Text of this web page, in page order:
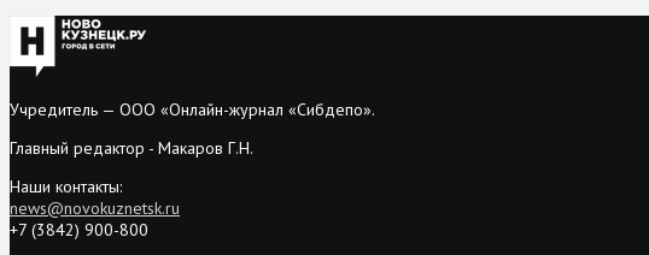
Учредитель — ООО «Онлайн-журнал «Сибдепо».
Главный редактор - Макаров Г.Н.
Наши контакты:
news@novokuznetsk.ru
+7 (3842) 900-800